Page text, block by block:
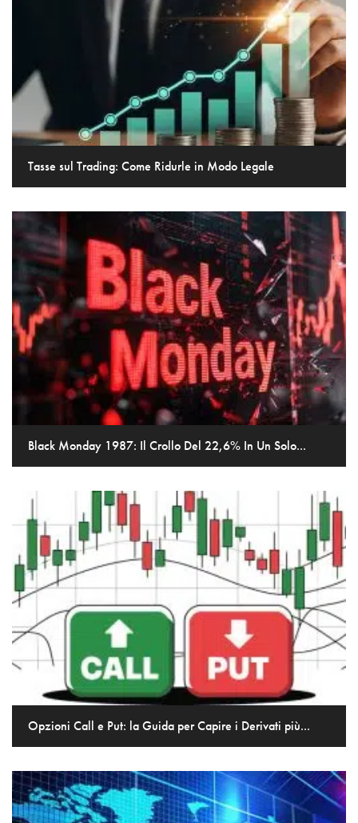
Tasse sul Trading: Come Ridurle in Modo Legale
Black Monday 1987: Il Crollo Del 22,6% In Un Solo...
Opzioni Call e Put: la Guida per Capire i Derivati più...